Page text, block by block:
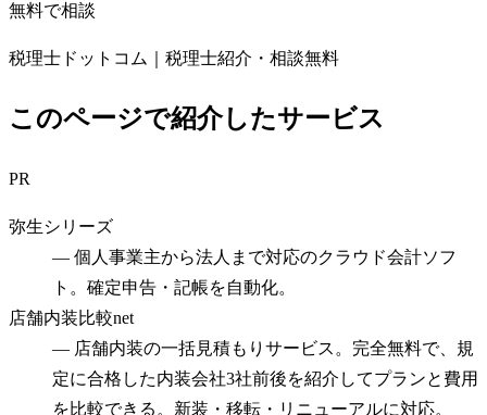
無料で相談
税理士ドットコム｜税理士紹介・相談無料
このページで紹介したサービス
PR
弥生シリーズ
— 個人事業主から法人まで対応のクラウド会計ソフ
ト。確定申告・記帳を自動化。
店舗内装比較net
— 店舗内装の一括見積もりサービス。完全無料で、規
定に合格した内装会社3社前後を紹介してプランと費用
を比較できる。新装・移転・リニューアルに対応。